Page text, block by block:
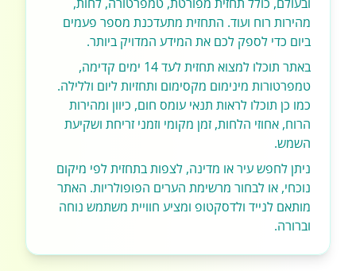
מהירות רוח ועוד. התחזית מתעדכנת מספר פעמים
ביום כדי לספק לכם את המידע המדויק ביותר.
באתר תוכלו למצוא תחזית לעד 14 ימים קדימה,
טמפרטורות מינימום מקסימום ותחזיות ליום וללילה.
כמו כן תוכלו לראות תנאי עומס חום, כיוון ומהירות
הרוח, אחוזי הלחות, זמן מקומי וזמני זריחת ושקיעת
השמש.
ניתן לחפש עיר או מדינה, לצפות בתחזית לפי מיקום
נוכחי, או לבחור מרשימת הערים הפופולריות. האתר
מותאם לנייד ולדסקטופ ומציע חוויית משתמש נוחה
וברורה.